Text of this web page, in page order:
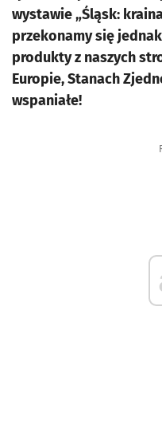
wystawie „Śląsk:
przekonamy się
produkty z naszych
Europie, Stanach
wspaniałe!